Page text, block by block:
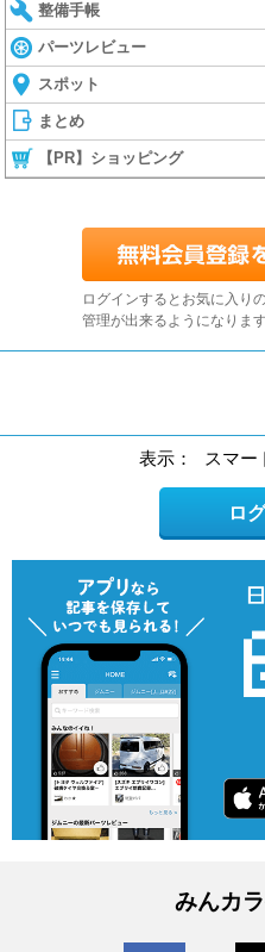
整備手帳
パーツレビュー
スポット
まとめ
【PR】ショッピング
ログインするとお気に入り
管理が出来るようになります
表示： スマー
ロ
みんカ